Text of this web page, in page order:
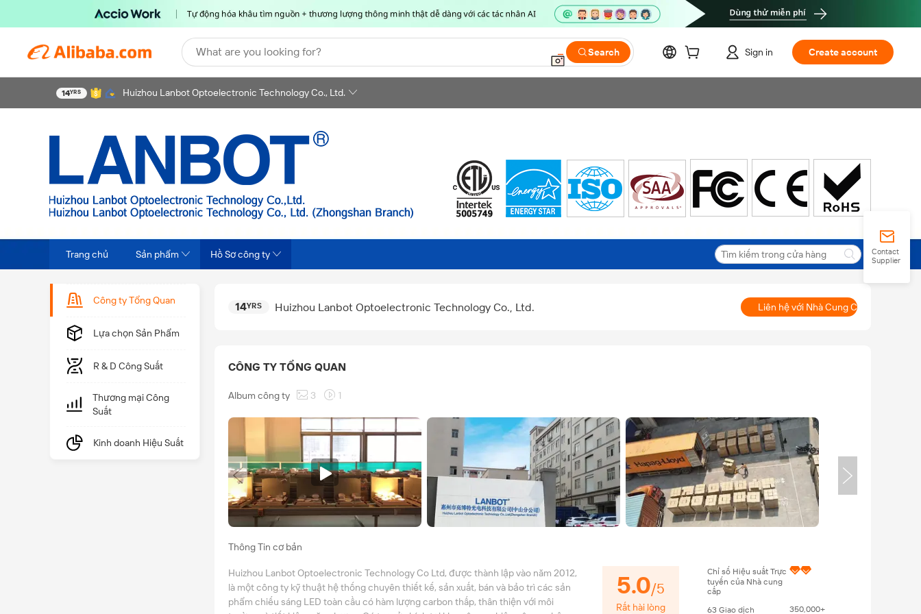
What are you looking for? Search Sign in Create account
14YRS Huizhou Lanbot Optoelectronic Technology Co., Ltd.
Trang chủ Sản phẩm Hồ Sơ công ty
Công ty Tổng Quan
Lựa chọn Sản Phẩm
R & D Công Suất
Thương mại Công
Suất
Kinh doanh Hiệu Suất
14YRS Huizhou Lanbot Optoelectronic Technology Co., Ltd. Liên hệ với Nhà Cung Cấp
CÔNG TY TỔNG QUAN
Album công ty 3 1
Thông Tin cơ bản
Huizhou Lanbot Optoelectronic Technology Co Ltd, được thành lập vào năm 2012,
là một công ty kỹ thuật hệ thống chuyên thiết kế, sản xuất, bán và bảo trì các sản
phẩm chiếu sáng LED toàn cầu có hàm lượng carbon thấp, thân thiện với môi
5.0/5
Rất hài lòng
Chỉ số Hiệu suất Trực
tuyến của Nhà cung
cấp
63 Giao dịch
350,000+
Contact
Supplier